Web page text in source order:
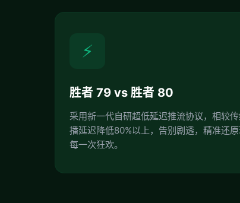
⚡
胜者 79 vs 胜者 80
采用新一代自研超低延迟推流协议，相较
播延迟降低80%以上，告别剧透，精准还
每一次狂欢。